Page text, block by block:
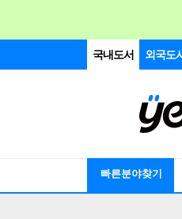
국내도서 외국도
빠른분야찾기